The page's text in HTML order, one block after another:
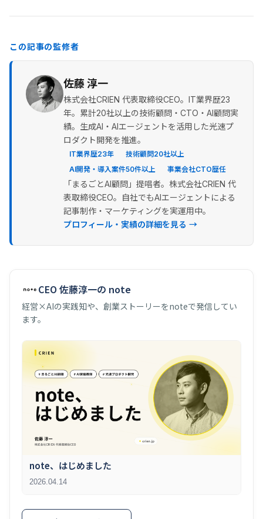
この記事の監修者
佐藤 淳一
株式会社CRIEN 代表取締役CEO。IT業界歴23
年。累計20社以上の技術顧問・CTO・AI顧問実
績。生成AI・AIエージェントを活用した光速プ
ロダクト開発を推進。
IT業界歴23年
技術顧問20社以上
AI開発・導入案件50件以上
事業会社CTO歴任
「まるごとAI顧問」提唱者。株式会社CRIEN 代
表取締役CEO。自社でもAIエージェントによる
記事制作・マーケティングを実運用中。
プロフィール・実績の詳細を見る →
CEO 佐藤淳一の note
経営×AIの実践知や、創業ストーリーをnoteで発信してい
ます。
note、はじめました
2026.04.14